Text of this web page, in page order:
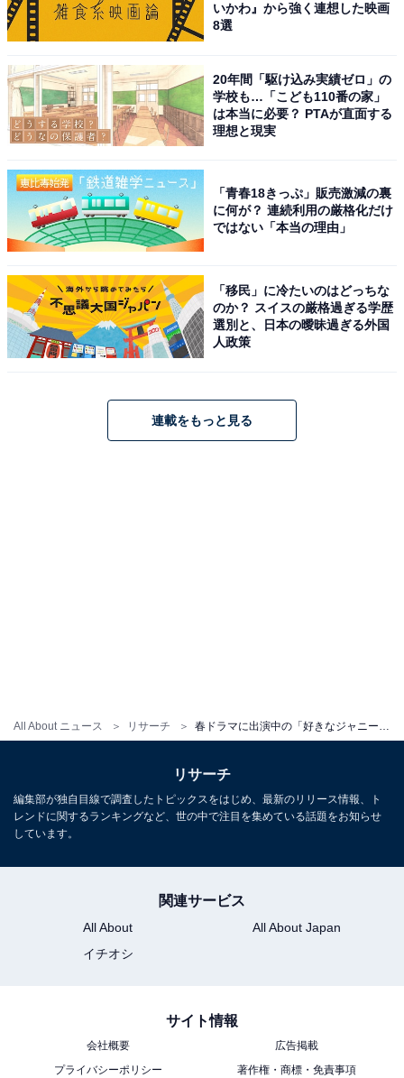
All About ニュース リサーチ
View this post on Instagram
A post shared by TBS火ドラ『王様に捧ぐ薬指』【公式】
出演している山田涼介さんが入りました。
いて、王子のような雰囲気が似合うのに、バラエティな
を持てる」（東京都・30代女性）などの声が聞かれまし
た。
いかわ』から強く連想した映画
8選
20年間「駆け込み実績ゼロ」の
学校も…「こども110番の家」
は本当に必要？ PTAが直面する
理想と現実
「青春18きっぷ」販売激減の裏
に何が？ 連続利用の厳格化だけ
ではない「本当の理由」
「移民」に冷たいのはどっちな
のか？ スイスの厳格過ぎる学歴
選別と、日本の曖昧過ぎる外国
人政策
連載をもっと見る
リサーチ
編集部が独自目線で調査したトピックスをはじめ、最新のリリース情報、ト
レンドに関するランキングなど、世の中で注目を集めている話題をお知らせ
しています。
関連サービス
All About
All About Japan
イチオシ
サイト情報
会社概要
広告掲載
プライバシーポリシー
著作権・商標・免責事項